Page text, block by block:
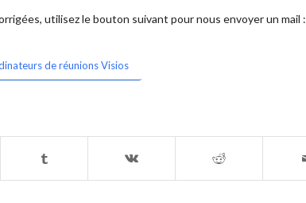
utilisez le bouton suivant pour nous envoyer un mail :
de réunions Visios